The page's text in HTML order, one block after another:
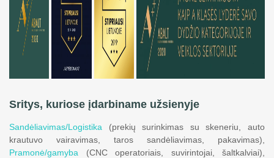
Sritys, kuriose įdarbiname užsienyje
Sandėliavimas/Logistika (prekių surinkimas su skeneriu, auto
krautuvo vairavimas, taros sandėliavimas, pakavimas),
Pramonė/gamyba (CNC operatoriais, suvirintojai, šaltkalviai),